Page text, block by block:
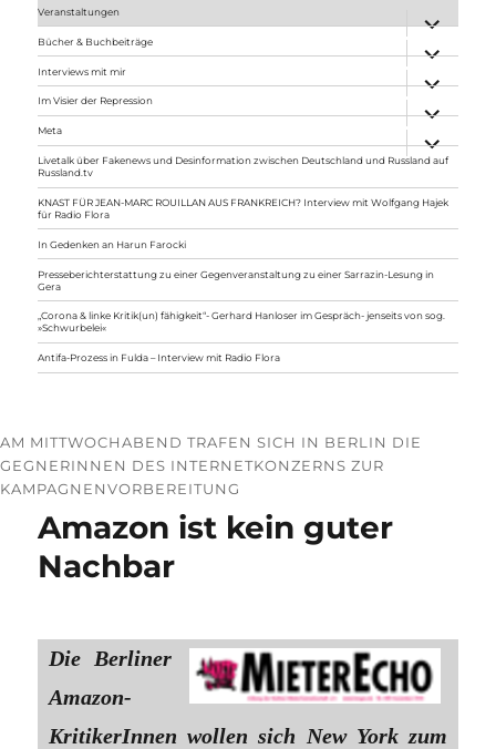
Veranstaltungen
anzeigen
Bücher & Buchbeiträge
anzeigen
Interviews mit mir
anzeigen
Im Visier der Repression
anzeigen
Meta
anzeigen
Livetalk über Fakenews und Desinformation zwischen Deutschland und Russland auf
Russland.tv
KNAST FÜR JEAN-MARC ROUILLAN AUS FRANKREICH? Interview mit Wolfgang Hajek
für Radio Flora
In Gedenken an Harun Farocki
Presseberichterstattung zu einer Gegenveranstaltung zu einer Sarrazin-Lesung in
Gera
„Corona & linke Kritik(un) fähigkeit“- Gerhard Hanloser im Gespräch- jenseits von sog.
»Schwurbelei«
Antifa-Prozess in Fulda – Interview mit Radio Flora
AM MITTWOCHABEND TRAFEN SICH IN BERLIN DIE
GEGNERINNEN DES INTERNETKONZERNS ZUR
KAMPAGNENVORBEREITUNG
Amazon ist kein guter
Nachbar
Die Berliner
Amazon-
KritikerInnen wollen sich New York zum